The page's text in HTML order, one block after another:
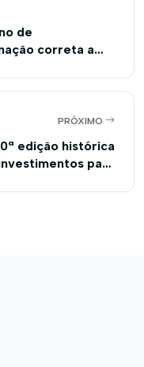
de
correta a
PRÓXIMO
edição histórica
para